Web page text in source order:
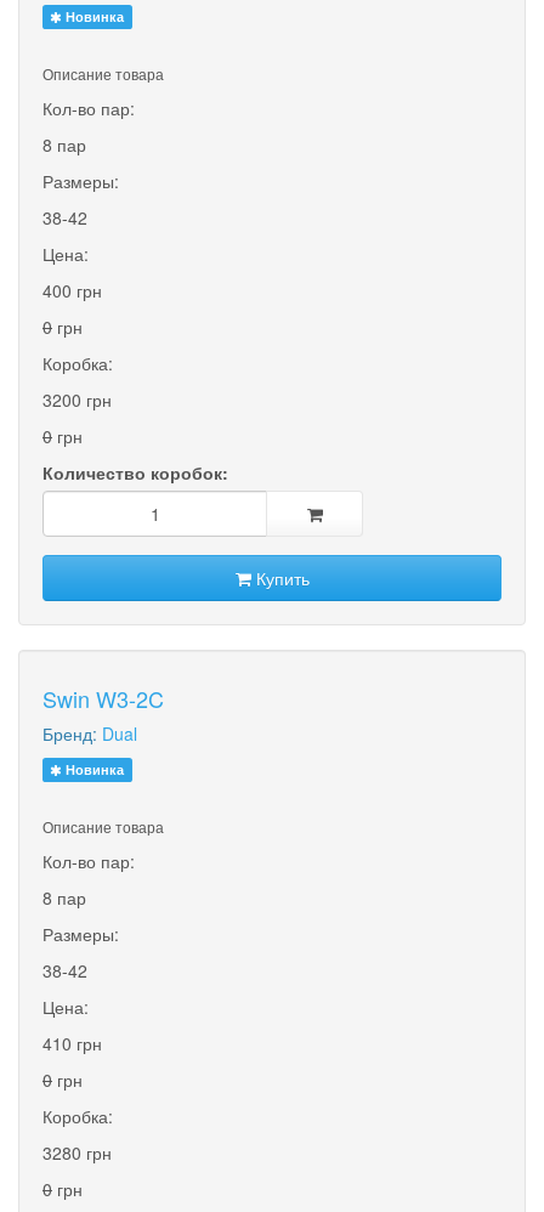
Новинка
Описание товара
Кол-во пар:
8 пар
Размеры:
38-42
Цена:
400 грн
0 грн
Коробка:
3200 грн
0 грн
Количество коробок:
Купить
Swin W3-2C
Бренд: Dual
Новинка
Описание товара
Кол-во пар:
8 пар
Размеры:
38-42
Цена:
410 грн
0 грн
Коробка:
3280 грн
0 грн